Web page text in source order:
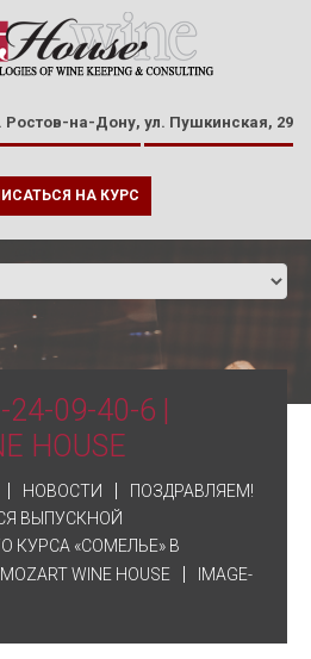
Ростов-на-Дону, ул. Пушкинская, 29
НА КУРС
24-09-40-6 |
HOUSE
НОВОСТИ
ПОЗДРАВЛЯЕМ!
ВЫПУСКНОЙ
КУРСА «СОМЕЛЬЕ» В
WINE HOUSE
IMAGE-